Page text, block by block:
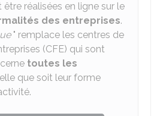
réalisées en ligne sur le
des entreprises.
" remplace les centres de
(CFE) qui sont
toutes les
que soit leur forme